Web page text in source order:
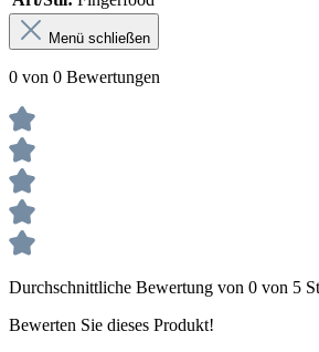
Menü schließen
0 von 0 Bewertungen
Durchschnittliche Bewertung von 0 von 5
Bewerten Sie dieses Produkt!